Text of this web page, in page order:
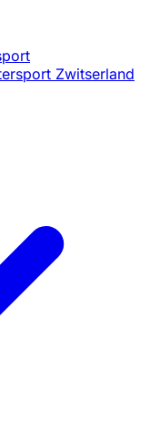
Zwitserland